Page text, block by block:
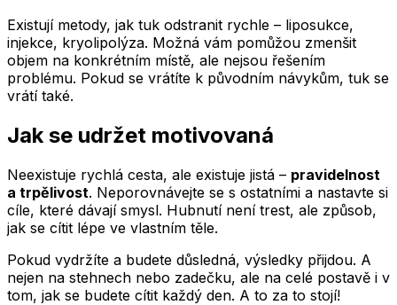
Existují metody, jak tuk odstranit rychle – liposukce,
injekce, kryolipolýza. Možná vám pomůžou zmenšit
objem na konkrétním místě, ale nejsou řešením
problému. Pokud se vrátíte k původním návykům, tuk se
vrátí také.
Jak se udržet motivovaná
Neexistuje rychlá cesta, ale existuje jistá – pravidelnost
a trpělivost. Neporovnávejte se s ostatními a nastavte si
cíle, které dávají smysl. Hubnutí není trest, ale způsob,
jak se cítit lépe ve vlastním těle.
Pokud vydržíte a budete důsledná, výsledky přijdou. A
nejen na stehnech nebo zadečku, ale na celé postavě i v
tom, jak se budete cítit každý den. A to za to stojí!